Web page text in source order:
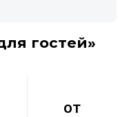
гостей»
от